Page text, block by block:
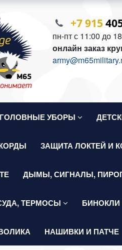
+7 915
пн-пт с 11:00 до
онлайн заказ
ГОЛОВНЫЕ УБОРЫ
ЗАЩИТА ЛОКТЕЙ И
ДЫМЫ, СИГНАЛЫ,
ТЕРМОСЫ
НАШИВКИ И ПАТЧЕ